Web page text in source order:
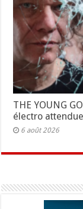
THE YOUNG
électro
6 août 2026